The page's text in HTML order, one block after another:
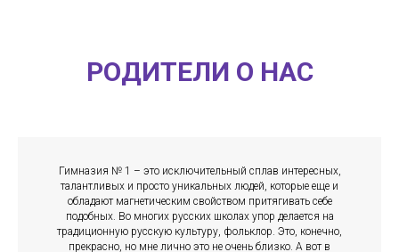
РОДИТЕЛИ О НАС
Гимназия № 1 – это исключительный сплав интересных,
талантливых и просто уникальных людей, которые еще и
обладают магнетическим свойством притягивать себе
подобных. Во многих русских школах упор делается на
традиционную русскую культуру, фольклор. Это, конечно,
прекрасно, но мне лично это не очень близко. А вот в